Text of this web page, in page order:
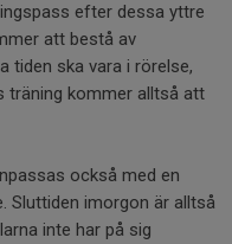
efter dessa yttre
att bestå av
tiden ska vara i rörelse,
träning kommer alltså att
också med en
Sluttiden imorgon är alltså
inte har på sig